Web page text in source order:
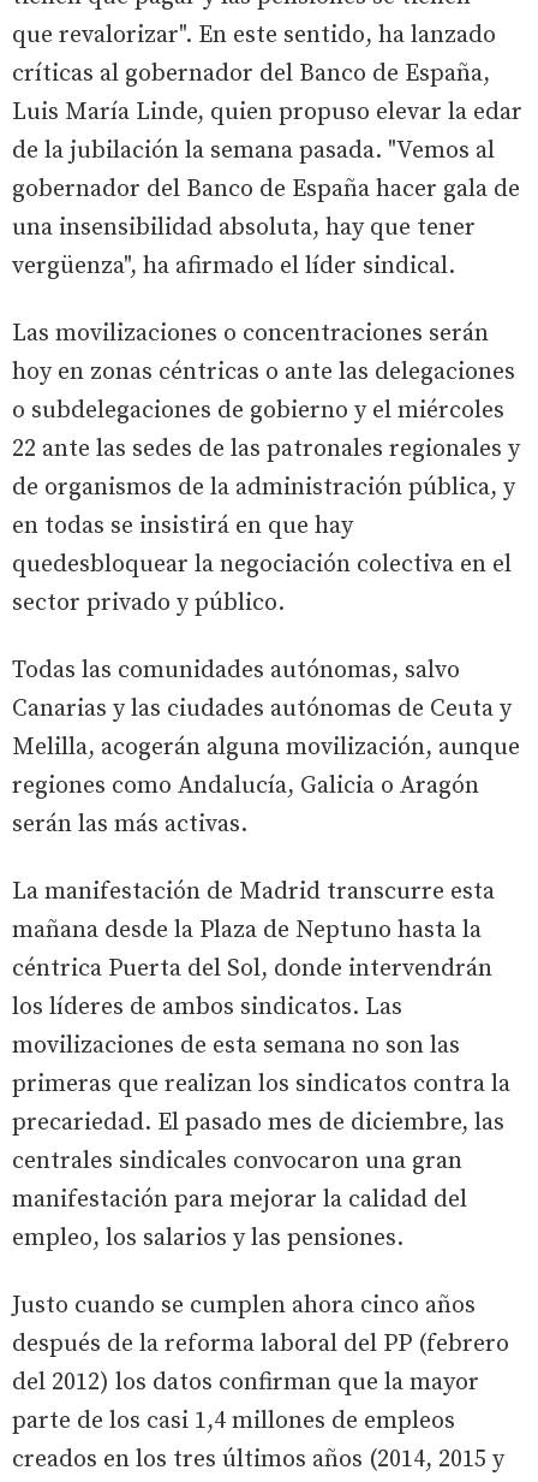
que revalorizar". En este sentido, ha lanzado
críticas al gobernador del Banco de España,
Luis María Linde, quien propuso elevar la edar
de la jubilación la semana pasada. "Vemos al
gobernador del Banco de España hacer gala de
una insensibilidad absoluta, hay que tener
vergüenza", ha afirmado el líder sindical.
Las movilizaciones o concentraciones serán
hoy en zonas céntricas o ante las delegaciones
o subdelegaciones de gobierno y el miércoles
22 ante las sedes de las patronales regionales y
de organismos de la administración pública, y
en todas se insistirá en que hay
quedesbloquear la negociación colectiva en el
sector privado y público.
Todas las comunidades autónomas, salvo
Canarias y las ciudades autónomas de Ceuta y
Melilla, acogerán alguna movilización, aunque
regiones como Andalucía, Galicia o Aragón
serán las más activas.
La manifestación de Madrid transcurre esta
mañana desde la Plaza de Neptuno hasta la
céntrica Puerta del Sol, donde intervendrán
los líderes de ambos sindicatos. Las
movilizaciones de esta semana no son las
primeras que realizan los sindicatos contra la
precariedad. El pasado mes de diciembre, las
centrales sindicales convocaron una gran
manifestación para mejorar la calidad del
empleo, los salarios y las pensiones.
Justo cuando se cumplen ahora cinco años
después de la reforma laboral del PP (febrero
del 2012) los datos confirman que la mayor
parte de los casi 1,4 millones de empleos
creados en los tres últimos años (2014, 2015 y